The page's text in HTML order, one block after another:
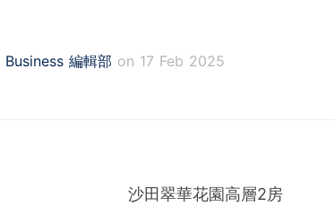
Business 編輯部 on 17 Feb 2025
沙田翠華花園高層2房